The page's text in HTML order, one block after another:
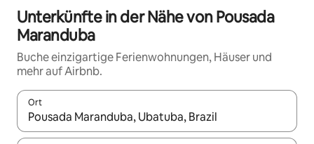
Unterkünfte in der Nähe von Pousada
Maranduba
Buche einzigartige Ferienwohnungen, Häuser und
mehr auf Airbnb.
Ort
Wenn Ergebnisse verfügbar sind, navigiere mit den